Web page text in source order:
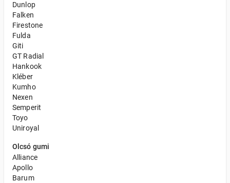
Dunlop
Falken
Firestone
Fulda
Giti
GT Radial
Hankook
Kléber
Kumho
Nexen
Semperit
Toyo
Uniroyal
Olcsó gumi
Alliance
Apollo
Barum